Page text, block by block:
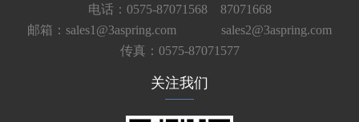
电话：0575-87071568 87071668
邮箱：sales1@3aspring.com
sales2@3aspring.com
传真：0575-87071577
关注我们